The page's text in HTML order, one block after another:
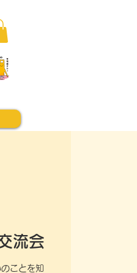
流会
ことを知